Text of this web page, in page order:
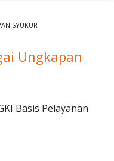
SYUKUR
Ungkapan
Basis Pelayanan